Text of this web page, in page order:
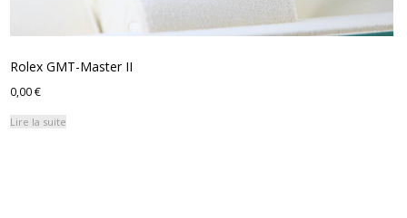
Rolex GMT-Master II
0,00€
Lire la suite